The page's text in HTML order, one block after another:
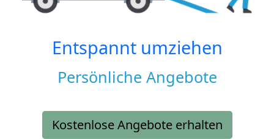
Entspannt umziehen
Persönliche Angebote
Kostenlose Angebote erhalten